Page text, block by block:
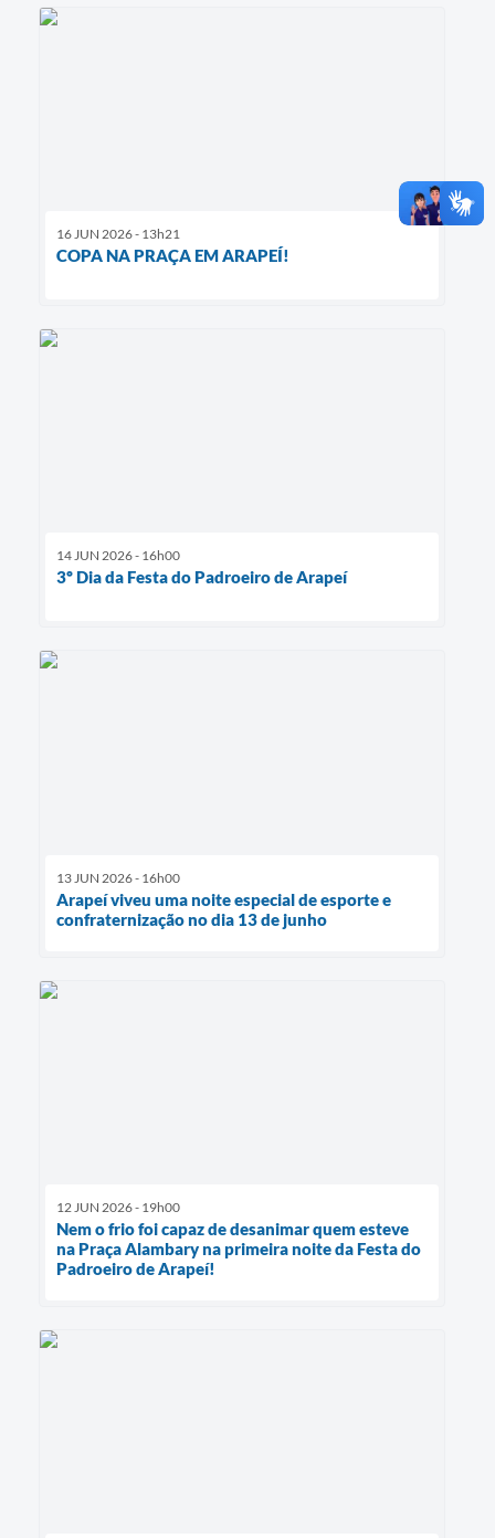
16 JUN 2026 - 13h21
COPA NA PRAÇA EM ARAPEÍ!
14 JUN 2026 - 16h00
3º Dia da Festa do Padroeiro de Arapeí
13 JUN 2026 - 16h00
Arapeí viveu uma noite especial de esporte e
confraternização no dia 13 de junho
12 JUN 2026 - 19h00
Nem o frio foi capaz de desanimar quem esteve
na Praça Alambary na primeira noite da Festa do
Padroeiro de Arapeí!